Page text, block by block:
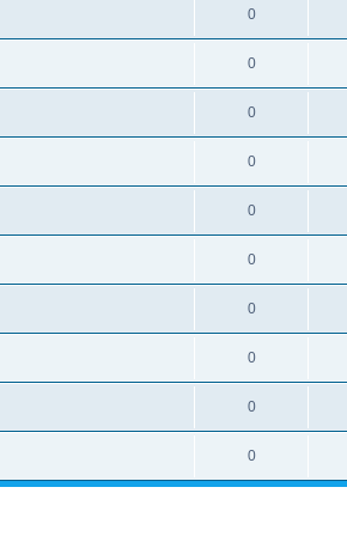
0
0
0
0
0
0
0
0
0
0